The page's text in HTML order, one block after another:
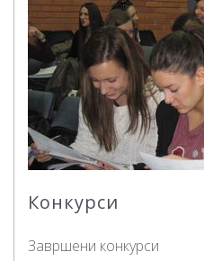
Конкурси
Завршени конкурси